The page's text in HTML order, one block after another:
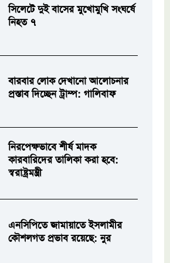
সিলেটে দুই বাসের মুখোমুখি সংঘর্ষে
নিহত ৭
বারবার লোক দেখানো আলোচনার
প্রস্তাব দিচ্ছেন ট্রাম্প: গালিবাফ
নিরপেক্ষভাবে শীর্ষ মাদক
কারবারিদের তালিকা করা হবে:
স্বরাষ্ট্রমন্ত্রী
এনসিপিতে জামায়াতে ইসলামীর
কৌশলগত প্রভাব রয়েছে: নুর